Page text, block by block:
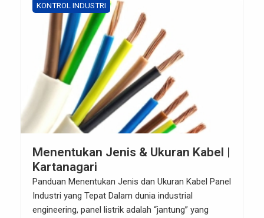
KONTROL INDUSTRI
Menentukan Jenis & Ukuran Kabel |
Kartanagari
Panduan Menentukan Jenis dan Ukuran Kabel Panel
Industri yang Tepat Dalam dunia industrial
engineering, panel listrik adalah “jantung” yang